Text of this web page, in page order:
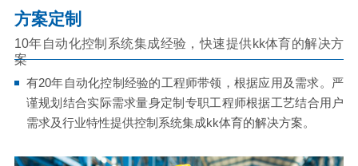
方案定制
10年自动化控制系统集成经验，快速提供kk体育的解决方
案
有20年自动化控制经验的工程师带领，根据应用及需求。严
谨规划结合实际需求量身定制专职工程师根据工艺结合用户
需求及行业特性提供控制系统集成kk体育的解决方案。